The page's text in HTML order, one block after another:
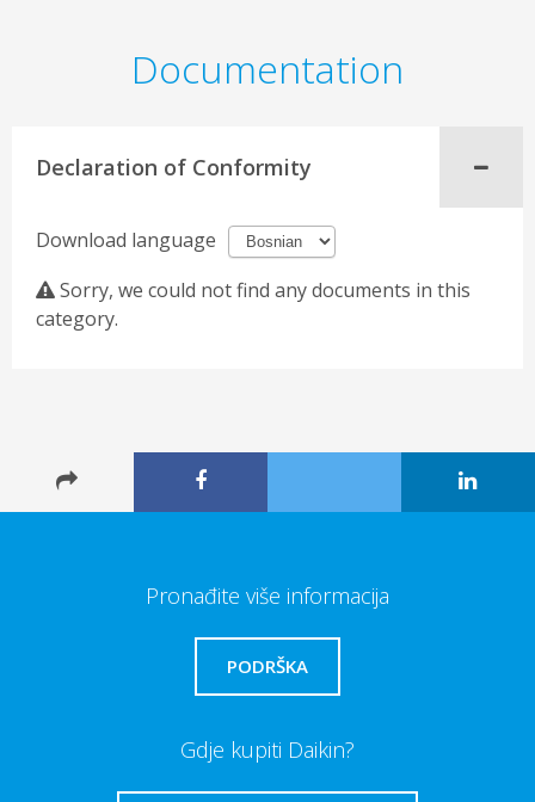
Documentation
Declaration of Conformity
Download language
Sorry, we could not find any documents in this
category.
Pronađite više informacija
PODRŠKA
Gdje kupiti Daikin?